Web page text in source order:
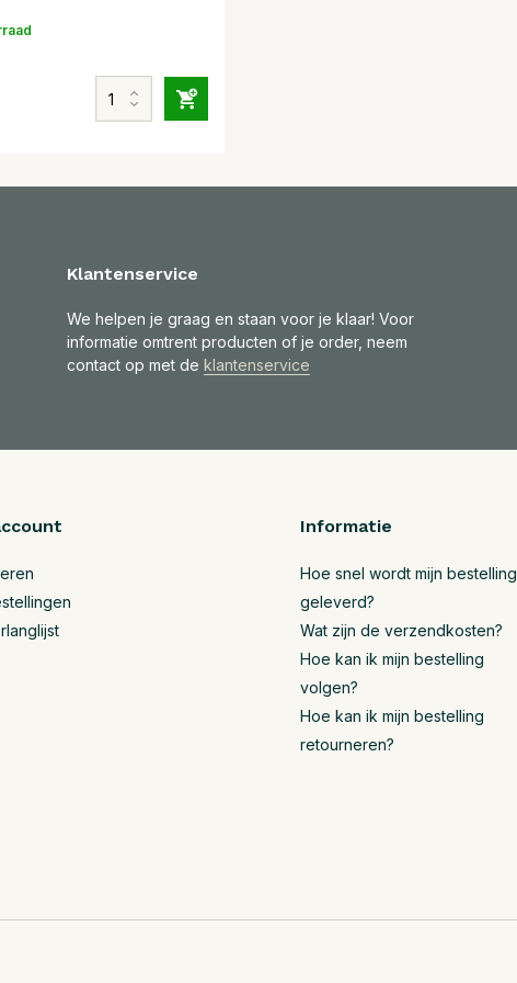
Klantenservice
We helpen je graag en staan voor je klaar! Voor
informatie omtrent producten of je order, neem
contact op met de klantenservice
Informatie
Hoe snel wordt mijn bestelling
geleverd?
Wat zijn de verzendkosten?
Hoe kan ik mijn bestelling
volgen?
Hoe kan ik mijn bestelling
retourneren?